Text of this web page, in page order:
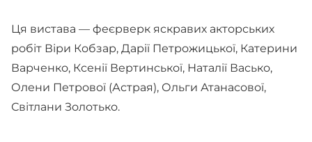
Ця вистава — феєрверк яскравих акторських
робіт Віри Кобзар, Дарії Петрожицької, Катерини
Варченко, Ксенії Вертинської, Наталії Васько,
Олени Петрової (Астрая), Ольги Атанасової,
Світлани Золотько.